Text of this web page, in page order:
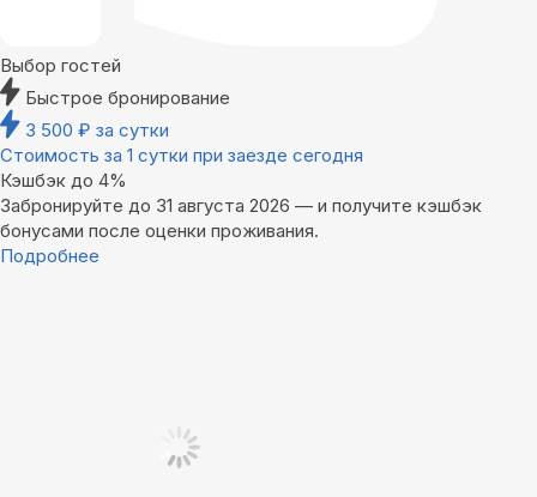
Выбор гостей
Быстрое бронирование
3 500 ₽ за сутки
Стоимость за 1 сутки при заезде сегодня
Кэшбэк до 4%
Забронируйте до 31 августа 2026 — и получите кэшбэк
бонусами после оценки проживания.
Подробнее